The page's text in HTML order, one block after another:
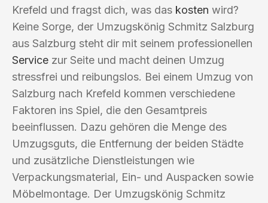
Krefeld und fragst dich, was das kosten wird?
Keine Sorge, der Umzugskönig Schmitz Salzburg
aus Salzburg steht dir mit seinem professionellen
Service zur Seite und macht deinen Umzug
stressfrei und reibungslos. Bei einem Umzug von
Salzburg nach Krefeld kommen verschiedene
Faktoren ins Spiel, die den Gesamtpreis
beeinflussen. Dazu gehören die Menge des
Umzugsguts, die Entfernung der beiden Städte
und zusätzliche Dienstleistungen wie
Verpackungsmaterial, Ein- und Auspacken sowie
Möbelmontage. Der Umzugskönig Schmitz